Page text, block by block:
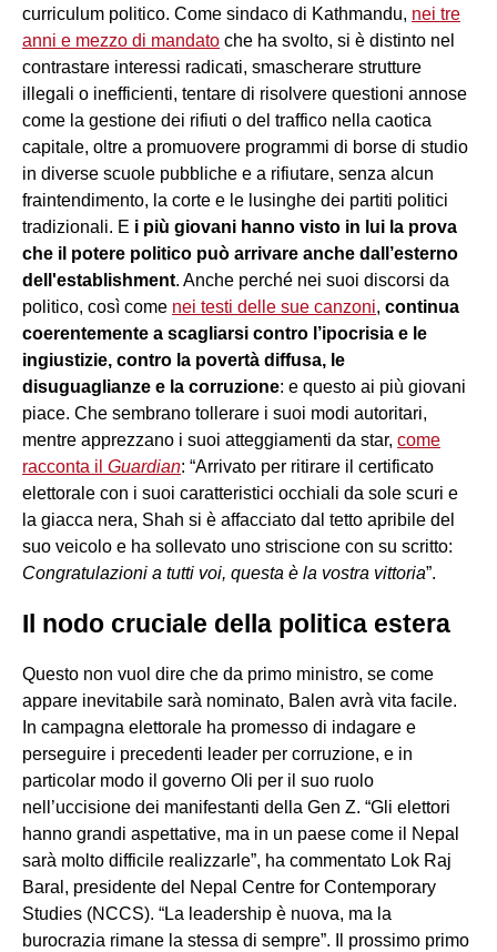
curriculum politico. Come sindaco di Kathmandu, nei tre
anni e mezzo di mandato che ha svolto, si è distinto nel
contrastare interessi radicati, smascherare strutture
illegali o inefficienti, tentare di risolvere questioni annose
come la gestione dei rifiuti o del traffico nella caotica
capitale, oltre a promuovere programmi di borse di studio
in diverse scuole pubbliche e a rifiutare, senza alcun
fraintendimento, la corte e le lusinghe dei partiti politici
tradizionali. E i più giovani hanno visto in lui la prova
che il potere politico può arrivare anche dall’esterno
dell'establishment. Anche perché nei suoi discorsi da
politico, così come nei testi delle sue canzoni, continua
coerentemente a scagliarsi contro l’ipocrisia e le
ingiustizie, contro la povertà diffusa, le
disuguaglianze e la corruzione: e questo ai più giovani
piace. Che sembrano tollerare i suoi modi autoritari,
mentre apprezzano i suoi atteggiamenti da star, come
racconta il Guardian: “Arrivato per ritirare il certificato
elettorale con i suoi caratteristici occhiali da sole scuri e
la giacca nera, Shah si è affacciato dal tetto apribile del
suo veicolo e ha sollevato uno striscione con su scritto:
Congratulazioni a tutti voi, questa è la vostra vittoria”.
Il nodo cruciale della politica estera
Questo non vuol dire che da primo ministro, se come
appare inevitabile sarà nominato, Balen avrà vita facile.
In campagna elettorale ha promesso di indagare e
perseguire i precedenti leader per corruzione, e in
particolar modo il governo Oli per il suo ruolo
nell’uccisione dei manifestanti della Gen Z. “Gli elettori
hanno grandi aspettative, ma in un paese come il Nepal
sarà molto difficile realizzarle”, ha commentato Lok Raj
Baral, presidente del Nepal Centre for Contemporary
Studies (NCCS). “La leadership è nuova, ma la
burocrazia rimane la stessa di sempre”. Il prossimo primo